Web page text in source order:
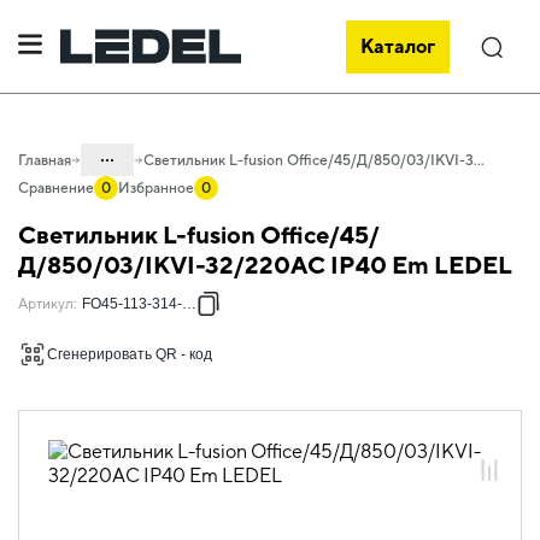
Каталог Поиск
Главная ...
Проектное освещение LEDEL
Светильники для внутреннего
Офисное освещение
Светильник L-fusion Office/45/Д/850/03/IKVI-32/220AC IP40 Em LEDEL
Сравнение 0 Избранное 0
Светильник L-fusion Office/45/
Д/850/03/IKVI-32/220AC IP40 Em LEDEL
Артикул: FO45-113-314-131
Сгенерировать QR - код